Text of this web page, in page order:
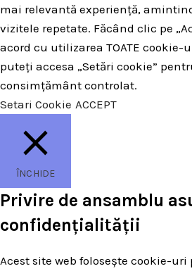
mai relevantă experiență,
vizitele repetate. Făcând clic pe
acord cu utilizarea TOATE cookie-
puteți accesa „Setări cookie”
consimțământ controlat.
Setari Cookie ACCEPT
ÎNCHIDE
Privire de ansamblu
confidențialității
Acest site web folosește cookie-uri